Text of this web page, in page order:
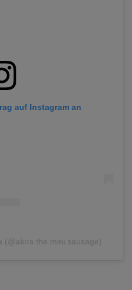
auf Instagram an
(@akira.the.mini.sausage)